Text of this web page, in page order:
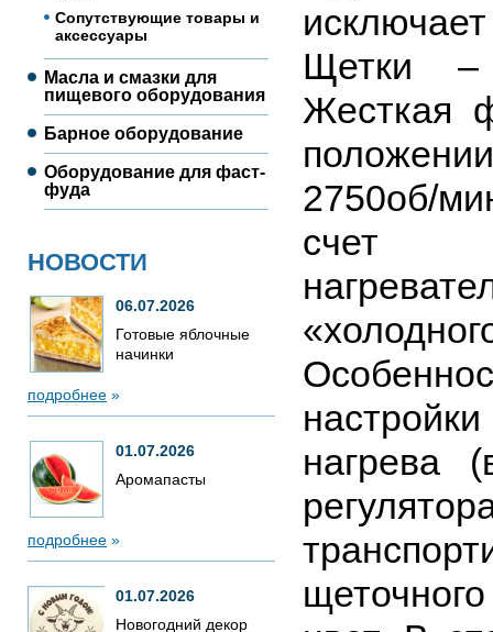
Сопутствующие товары и
аксессуары
Масла и смазки для
пищевого оборудования
Барное оборудование
Оборудование для фаст-
фуда
НОВОСТИ
06.07.2026
Готовые яблочные
начинки
подробнее »
01.07.2026
Аромапасты
подробнее »
01.07.2026
Новогодний декор
Щетки –
Жесткая
2750об/
счет
нагрева